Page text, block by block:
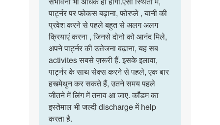
by
aadity
पार्ट्नर पर फोकस बढ़ाना, फोरप्ले , यानी की
प्रवेश करने से पहले बहुत से अलग अलग
क्रियाएं करना , जिनसे दोनो को आनंद मिले,
अपने पार्ट्नर की उत्तेजना बढ़ाना, यह सब
activites सबसे ज़रूरी हैं. इसके इलावा,
पार्ट्नर के साथ सेक्स करने से पहले, एक बार
हस्त्मेथुन कर सकते हैं, उतने समय पहले
जीतने में लिंग में तनाव आ जाए. कॉंडम का
इस्तेमाल भी जल्दी discharge में help
करता है.